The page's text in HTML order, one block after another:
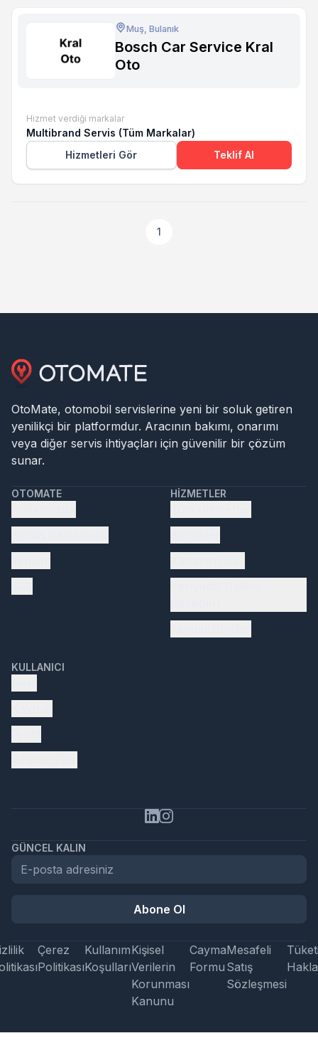
Muş, Bulanık
Bosch Car Service Kral
Oto
Hizmet verdiği markalar
Multibrand Servis (Tüm Markalar)
Hizmetleri Gör
Teklif Al
1
OtoMate, otomobil servislerine yeni bir soluk getiren
yenilikçi bir platformdur. Aracının bakımı, onarımı
veya diğer servis ihtiyaçları için güvenilir bir çözüm
sunar.
OTOMATE HIZMETLER
KULLANICI
GÜNCEL KALIN
Abone Ol
Çerez
Politikası
Kullanım
Koşulları
Kişisel
Verilerin
Korunması
Kanunu
Cayma
Formu
Mesafeli
Satış
Sözleşmesi